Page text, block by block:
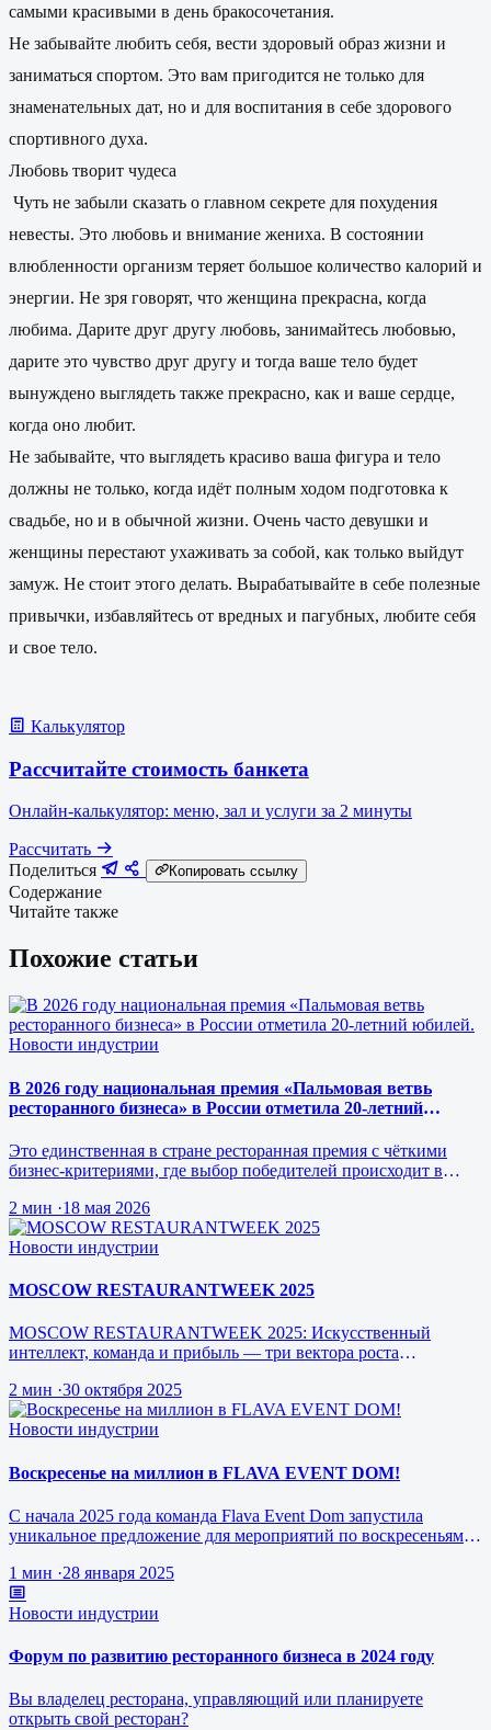
самыми красивыми в день бракосочетания.
Не забывайте любить себя, вести здоровый образ жизни и
заниматься спортом. Это вам пригодится не только для
знаменательных дат, но и для воспитания в себе здорового
спортивного духа.
Любовь творит чудеса
Чуть не забыли сказать о главном секрете для похудения
невесты. Это любовь и внимание жениха. В состоянии
влюбленности организм теряет большое количество калорий и
энергии. Не зря говорят, что женщина прекрасна, когда
любима. Дарите друг другу любовь, занимайтесь любовью,
дарите это чувство друг другу и тогда ваше тело будет
вынуждено выглядеть также прекрасно, как и ваше сердце,
когда оно любит.
Не забывайте, что выглядеть красиво ваша фигура и тело
должны не только, когда идёт полным ходом подготовка к
свадьбе, но и в обычной жизни. Очень часто девушки и
женщины перестают ухаживать за собой, как только выйдут
замуж. Не стоит этого делать. Вырабатывайте в себе полезные
привычки, избавляйтесь от вредных и пагубных, любите себя
и свое тело.
Калькулятор
Рассчитайте стоимость банкета
Онлайн-калькулятор: меню, зал и услуги за 2 минуты
Рассчитать
Поделиться
Копировать ссылку
Содержание
Читайте также
Похожие статьи
Новости индустрии
В 2026 году национальная премия «Пальмовая ветвь
ресторанного бизнеса» в России отметила 20-летний
Это единственная в стране ресторанная премия с чёткими
бизнес-критериями, где выбор победителей происходит в
2 мин ·18 мая 2026
Новости индустрии
MOSCOW RESTAURANTWEEK 2025
MOSCOW RESTAURANTWEEK 2025: Искусственный
интеллект, команда и прибыль — три вектора роста
2 мин ·30 октября 2025
Новости индустрии
Воскресенье на миллион в FLAVA EVENT DOM!
С начала 2025 года команда Flava Event Dom запустила
уникальное предложение для мероприятий по воскресеньям за
1 мин ·28 января 2025
Новости индустрии
Форум по развитию ресторанного бизнеса в 2024 году
Вы владелец ресторана, управляющий или планируете
открыть свой ресторан?